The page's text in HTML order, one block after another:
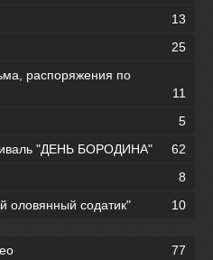
13
25
распоряжения по
11
5
"ДЕНЬ БОРОДИНА"
62
8
оловянный содатик"
10
77